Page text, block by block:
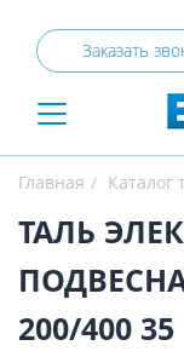
Заказать
Главная Каталог
ТАЛЬ
200/400